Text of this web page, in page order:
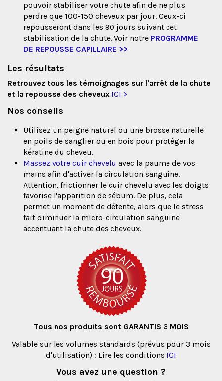
pouvoir stabiliser votre chute afin de ne plus
perdre que 100-150 cheveux par jour. Ceux-ci
repousseront dans les 90 jours suivant cet
stabilisation de la chute. Voir notre PROGRAMME
DE REPOUSSE CAPILLAIRE >>
Les résultats
Retrouvez tous les témoignages sur l'arrêt de la chute
et la repousse des cheveux ICI >
Nos conseils
Utilisez un peigne naturel ou une brosse naturelle
en poils de sanglier ou en bois pour protéger la
kératine du cheveu.
Massez votre cuir chevelu avec la paume de vos
mains afin d'activer la circulation sanguine.
Attention, frictionner le cuir chevelu avec les doigts
favorise l'apparition de sébum. De plus, cela
permet un moment de détente, alors que le stress
fait diminuer la micro-circulation sanguine
accentuant la chute des cheveux.
Tous nos produits sont GARANTIS 3 MOIS
Valable sur les volumes standards (prévus pour 3 mois
d'utilisation) : Lire les conditions ICI
Vous avez une question ?